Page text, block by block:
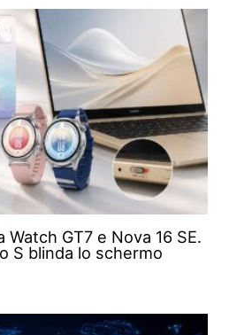
Watch GT7 e Nova 16 SE.
S blinda lo schermo